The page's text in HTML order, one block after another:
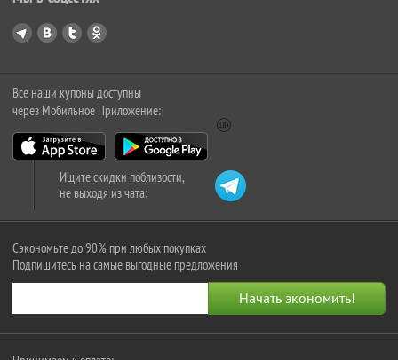
Все наши купоны доступны
через Мобильное Приложение:
Ищите скидки поблизости,
не выходя из чата:
Сэкономьте до 90% при любых покупках
Подпишитесь на самые выгодные предложения